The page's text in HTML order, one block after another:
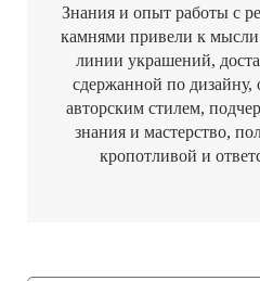
Знания и опыт работы с
камнями привели к мысли
линии украшений,
сдержанной по дизайну,
авторским стилем,
знания и мастерство,
кропотливой и